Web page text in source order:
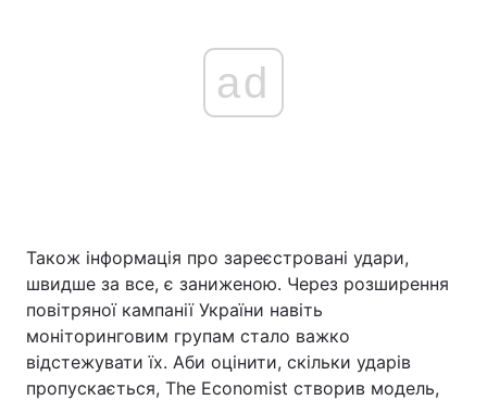
ad
Також інформація про зареєстровані удари,
швидше за все, є заниженою. Через розширення
повітряної кампанії України навіть
моніторинговим групам стало важко
відстежувати їх. Аби оцінити, скільки ударів
пропускається, The Economist створив модель,